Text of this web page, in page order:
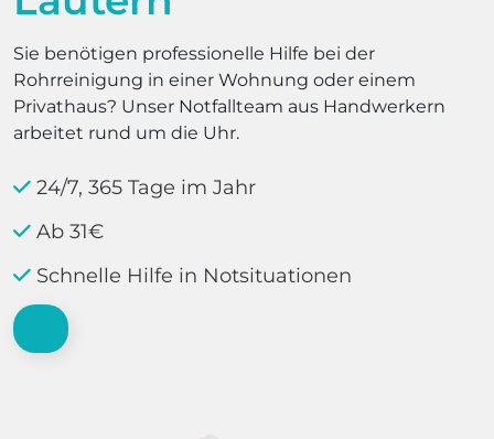
Sie benötigen professionelle Hilfe bei der
Rohrreinigung in einer Wohnung oder einem
Privathaus? Unser Notfallteam aus Handwerkern
arbeitet rund um die Uhr.
24/7, 365 Tage im Jahr
Ab 31€
Schnelle Hilfe in Notsituationen